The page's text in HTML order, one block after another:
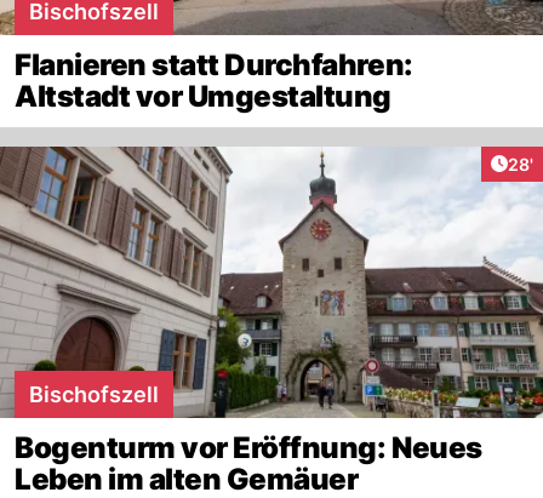
Bischofszell
Flanieren statt Durchfahren:
Altstadt vor Umgestaltung
28'
Bischofszell
Bogenturm vor Eröffnung: Neues
Leben im alten Gemäuer